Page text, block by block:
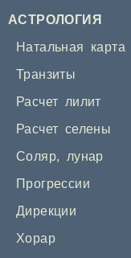
АСТРОЛОГИЯ
Натальная карта
Транзиты
Расчет лилит
Расчет селены
Соляр, лунар
Прогрессии
Дирекции
Хорар